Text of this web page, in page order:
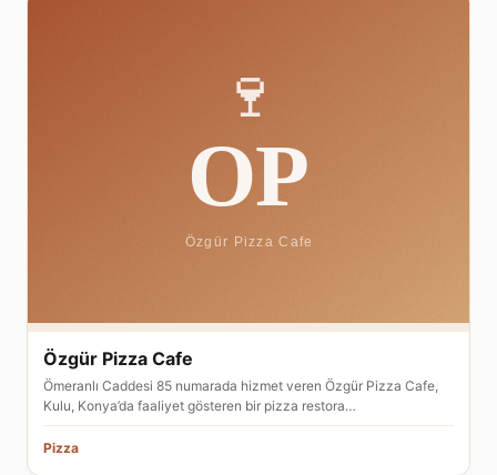
Özgür Pizza Cafe
Ömeranlı Caddesi 85 numarada hizmet veren Özgür Pizza Cafe,
Kulu, Konya’da faaliyet gösteren bir pizza restora…
Pizza